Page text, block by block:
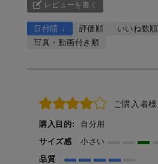
レビューを書く
日付順 ↓ 評価順 いいね数順
写真・動画付き順
ご購入者様
購入目的:
自分用
サイズ感
小さい
品質